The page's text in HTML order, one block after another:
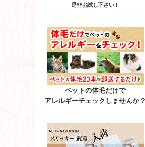
是非お試し下さい！
ペットの体毛だけで
アレルギーチェックしませんか？